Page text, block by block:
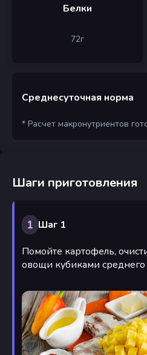
Белки
72г
Среднесуточная норма
* Расчет макронутриентов
Шаги приготовления
1 Шаг 1
Помойте картофель,
овощи кубиками среднего